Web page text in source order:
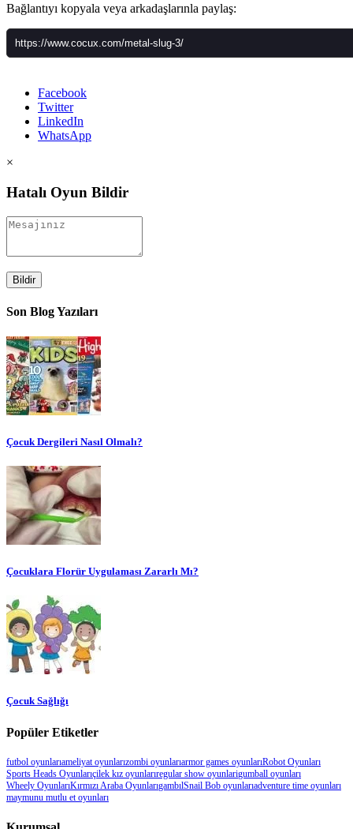
Bağlantıyı kopyala veya arkadaşlarınla paylaş:
Facebook
Twitter
LinkedIn
WhatsApp
×
Hatalı Oyun Bildir
Bildir
Son Blog Yazıları
Çocuk Dergileri Nasıl Olmalı?
Çocuklara Florür Uygulaması Zararlı Mı?
Çocuk Sağlığı
Popüler Etiketler
futbol oyunlarıameliyat oyunlarızombi oyunlarıarmor games oyunlarıRobot Oyunları
Sports Heads Oyunlarıçilek kız oyunlarıregular show oyunlarigumball oyunları
Wheely OyunlarıKırmızı Araba OyunlarıgambılSnail Bob oyunlarıadventure time oyunları
maymunu mutlu et oyunları